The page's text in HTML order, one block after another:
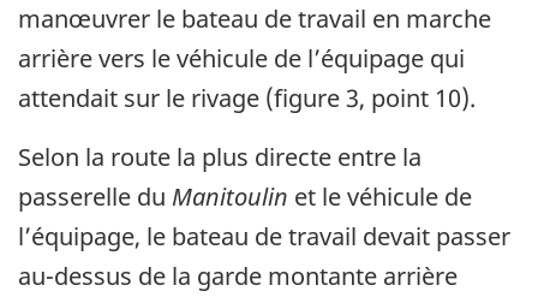
manœuvrer le bateau de travail en marche
arrière vers le véhicule de l’équipage qui
attendait sur le rivage (figure 3, point 10).
Selon la route la plus directe entre la
passerelle du Manitoulin et le véhicule de
l’équipage, le bateau de travail devait passer
au-dessus de la garde montante arrière